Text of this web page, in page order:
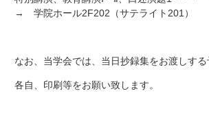
→ 学院ホール2F202 （サテライト201）
なお、当学会では、当日抄録集をお渡しする
各自、印刷等をお願い致します。